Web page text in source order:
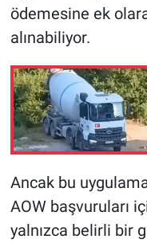
ödemesine ek
alınabiliyor.
Ancak bu
AOW başvuruları
yalnızca belirli bir